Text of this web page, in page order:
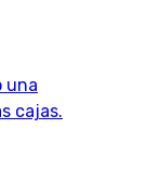
una
cajas.